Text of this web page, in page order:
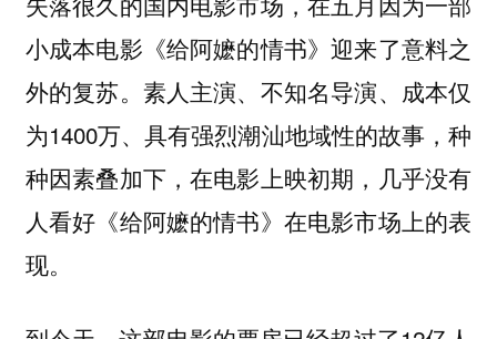
小成本电影《给阿嬷的情书》迎来了意料之
外的复苏。素人主演、不知名导演、成本仅
为1400万、具有强烈潮汕地域性的故事，种
种因素叠加下，在电影上映初期，几乎没有
人看好《给阿嬷的情书》在电影市场上的表
现。